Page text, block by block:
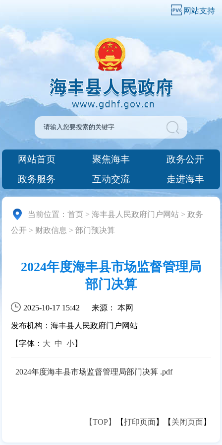
网站支持
网站首页 聚焦海丰
政务公开
政务服务
互动交流 走进海丰
当前位置：首页 >海丰县人民政府门户网站 >政务
公开 > 财政信息 >部门预决算
2024年度海丰县市场监督管理局
部门决算
2025-10-17 15:42 来源： 本网
发布机构：海丰县人民政府门户网站
【字体： 大 中 小】
2024年度海丰县市场监督管理局部门决算 .pdf
【TOP】 【打印页面】【 关闭页面】